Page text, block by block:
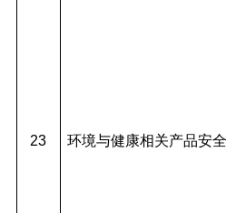
23 环境与健康相关产品安